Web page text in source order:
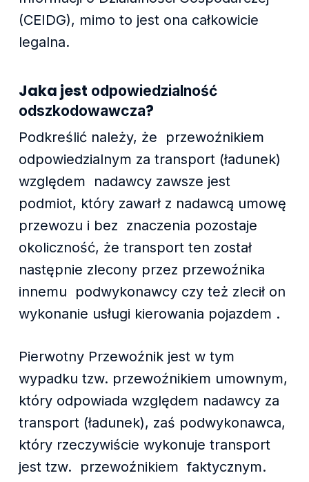
(CEIDG), mimo to jest ona całkowicie
legalna.
Jaka jest odpowiedzialność
odszkodowawcza?
Podkreślić należy, że przewoźnikiem
odpowiedzialnym za transport (ładunek)
względem nadawcy zawsze jest
podmiot, który zawarł z nadawcą umowę
przewozu i bez znaczenia pozostaje
okoliczność, że transport ten został
następnie zlecony przez przewoźnika
innemu podwykonawcy czy też zlecił on
wykonanie usługi kierowania pojazdem .
Pierwotny Przewoźnik jest w tym
wypadku tzw. przewoźnikiem umownym,
który odpowiada względem nadawcy za
transport (ładunek), zaś podwykonawca,
który rzeczywiście wykonuje transport
jest tzw. przewoźnikiem faktycznym.